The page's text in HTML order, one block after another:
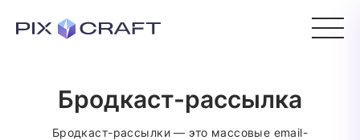
Бродкаст-рассылка
Бродкаст-рассылки — это массовые email-